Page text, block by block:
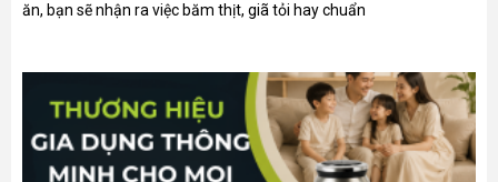
ăn, bạn sẽ nhận ra việc băm thịt, giã tỏi hay chuẩn